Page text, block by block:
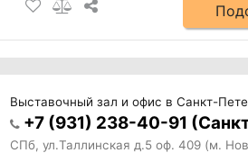
Выставочный зал и офис в Санкт-
+7 (931) 238-40-91
СПб, ул.Таллинская д.5 оф. 409 (м.